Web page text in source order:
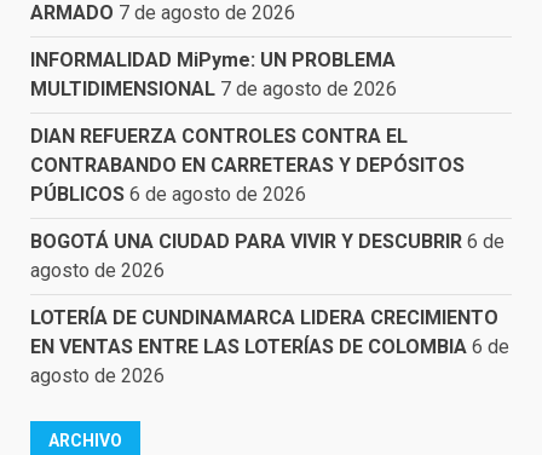
ARMADO 7 de agosto de 2026
INFORMALIDAD MiPyme: UN PROBLEMA
MULTIDIMENSIONAL 7 de agosto de 2026
DIAN REFUERZA CONTROLES CONTRA EL
CONTRABANDO EN CARRETERAS Y DEPÓSITOS
PÚBLICOS 6 de agosto de 2026
BOGOTÁ UNA CIUDAD PARA VIVIR Y DESCUBRIR 6 de
agosto de 2026
LOTERÍA DE CUNDINAMARCA LIDERA CRECIMIENTO
EN VENTAS ENTRE LAS LOTERÍAS DE COLOMBIA 6 de
agosto de 2026
ARCHIVO